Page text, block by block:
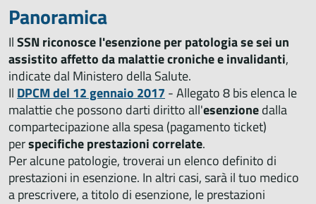
Panoramica
IlSSN riconosce l'esenzione per patologia se sei un
assistito affetto da malattie croniche e invalidanti,
indicate dal Ministero della Salute.
Il DPCM del 12 gennaio 2017 - Allegato 8 bis elenca le
malattie che possono darti diritto all'esenzionedalla
compartecipazione alla spesa (pagamento ticket)
perspecifiche prestazioni correlate.
Per alcune patologie, troverai un elenco definito di
prestazioni in esenzione. In altri casi, sarà il tuo medico
a prescrivere, a titolo di esenzione, le prestazioni